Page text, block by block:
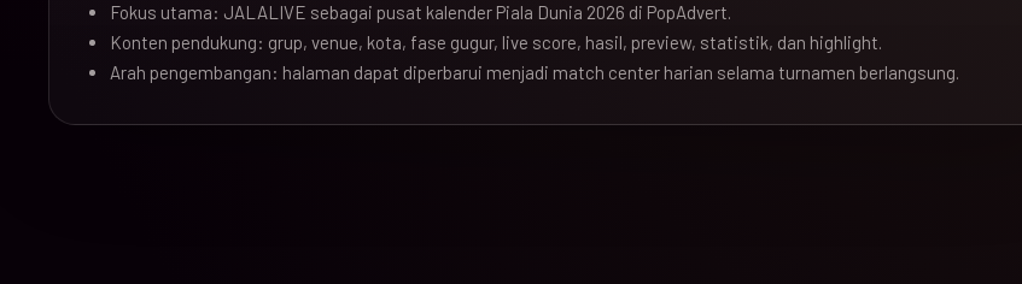
Fokus utama: JALALIVE sebagai pusat kalender Piala Dunia 2026 di PopAdvert.
Konten pendukung: grup, venue, kota, fase gugur, live score, hasil, preview, statistik, dan highlight.
Arah pengembangan: halaman dapat diperbarui menjadi match center harian selama turnamen berlangsung.